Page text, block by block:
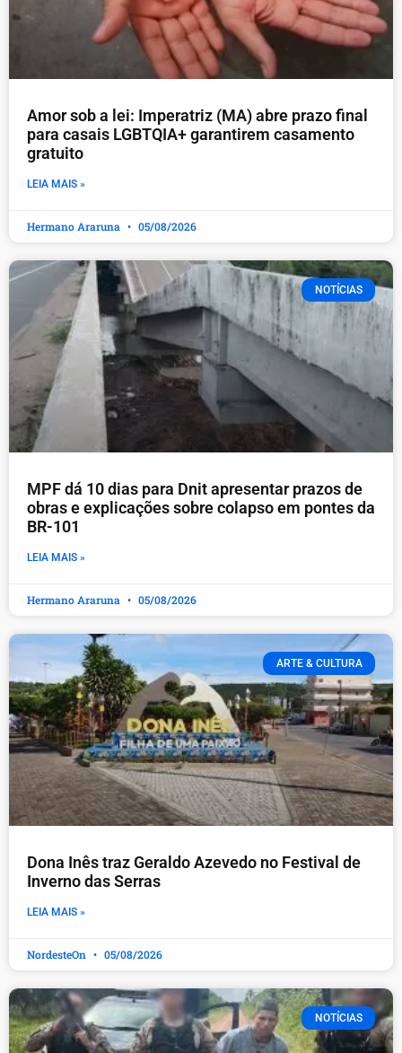
Amor sob a lei: Imperatriz (MA) abre prazo final
para casais LGBTQIA+ garantirem casamento
gratuito
LEIA MAIS »
Hermano Araruna 05/08/2026
NOTÍCIAS
MPF dá 10 dias para Dnit apresentar prazos de
obras e explicações sobre colapso em pontes da
BR-101
LEIA MAIS »
Hermano Araruna 05/08/2026
ARTE & CULTURA
Dona Inês traz Geraldo Azevedo no Festival de
Inverno das Serras
LEIA MAIS »
NordesteOn 05/08/2026
NOTÍCIAS